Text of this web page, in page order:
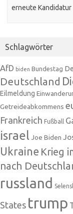
erneute Kandidatur
Schlagwörter
AfD biden Bundestag
Deutschland
Eilmeldung
Getreideabkommens
Frankreich Fußball
israel Joe Biden
Ukraine Krieg
nach
russland
States trump